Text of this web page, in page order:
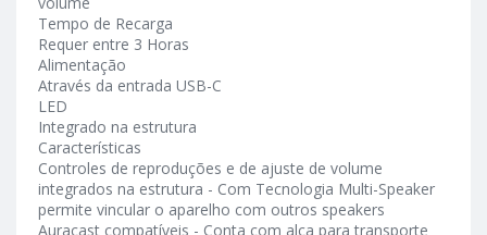
Tempo de Recarga
Requer entre 3 Horas
Alimentação
Através da entrada USB-C
LED
Integrado na estrutura
Características
Controles de reproduções e de ajuste de volume
integrados na estrutura - Com Tecnologia Multi-Speaker
permite vincular o aparelho com outros speakers
Auracast compatíveis - Conta com alça para transporte